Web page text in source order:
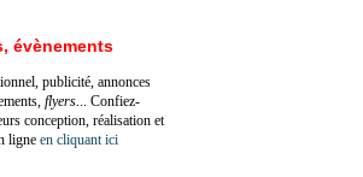
évènements
publicité, annonces
flyers ... Confiez-
conception, réalisation et
ligne en cliquant ici